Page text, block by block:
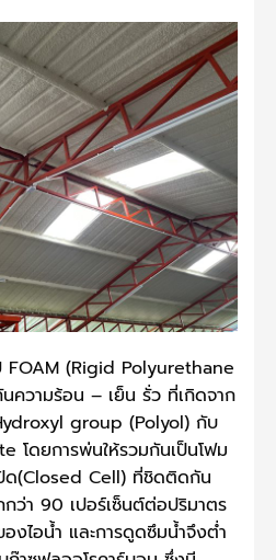
FOAM (Rigid Polyurethane
ความร้อน – เย็น รั่ว ที่เกิดจาก
group (Polyol) กับ
โดยการพ่นให้รวมกันเป็นโฟม
ด(Closed Cell) ที่ชิดติดกัน
ว่า 90 เปอร์เซ็นต์ต่อปริมาตร
องไอน้ำ และการดูดซึมน้ำจึงต่ำ